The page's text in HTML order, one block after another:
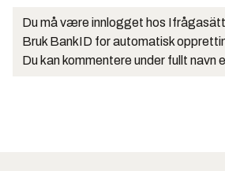
Du må være innlogget hos
Bruk BankID for automatisk
Du kan kommentere under fullt navn